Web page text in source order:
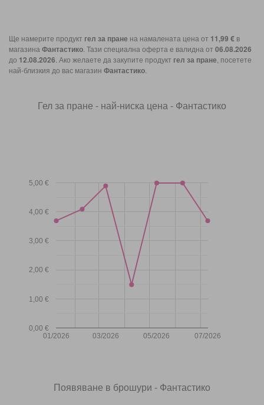
Ще намерите продукт гел за пране на намалената цена от 11,99 € в
магазина Фантастико . Тази специална оферта е валидна от 06.08.2026
до 12.08.2026 . Ако желаете да закупите продукт гел за пране , посетете
най-близкия до вас магазин Фантастико
Гел за пране - най-ниска цена - Фантастико
01/2026 03/2026 05/2026 07/2026
0,00 €
1,00 €
2,00 €
3,00 €
4,00 €
5,00 €
Появяване в брошури - Фантастико